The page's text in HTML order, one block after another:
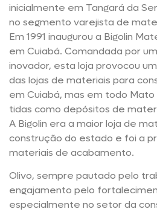
inicialmente em Tangará da
no segmento varejista de
Em 1991 inaugurou a Bigolin
em Cuiabá. Comandada por
inovador, esta loja provocou
das lojas de materiais para
em Cuiabá, mas em todo
tidas como depósitos de
A Bigolin era a maior loja de
construção do estado e foi a
materiais de acabamento.
Olivo, sempre pautado pelo
engajamento pelo
especialmente no setor da